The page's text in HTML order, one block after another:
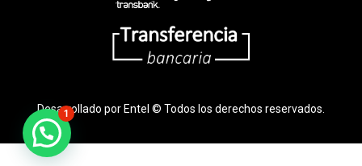
Desarrollado por Entel © Todos los derechos reservados.
1